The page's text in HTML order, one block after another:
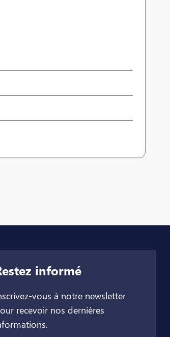
informé
vous à notre newsletter
recevoir nos dernières